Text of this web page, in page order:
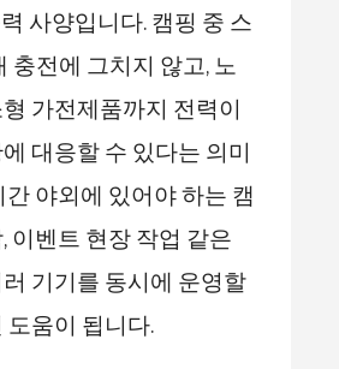
사양입니다. 캠핑 중 스
충전에 그치지 않고, 노
가전제품까지 전력이
대응할 수 있다는 의미
야외에 있어야 하는 캠
이벤트 현장 작업 같은
기기를 동시에 운영할
움이 됩니다.